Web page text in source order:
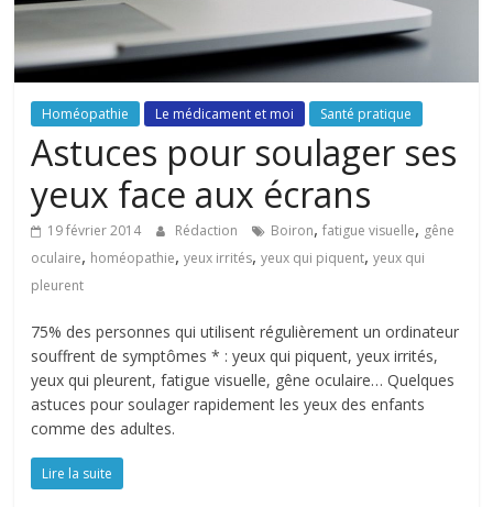
Homéopathie Le médicament et moi Santé pratique
Astuces pour soulager ses
yeux face aux écrans
19 février 2014 Rédaction Boiron,fatigue visuelle, gêne
oculaire, homéopathie,yeux irrités,yeux qui piquent,yeux qui
pleurent
75% des personnes qui utilisent régulièrement un ordinateur
souffrent de symptômes * : yeux qui piquent, yeux irrités,
yeux qui pleurent, fatigue visuelle, gêne oculaire… Quelques
astuces pour soulager rapidement les yeux des enfants
comme des adultes.
Lire la suite